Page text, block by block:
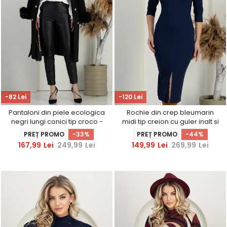
-82 Lei
Pantaloni din piele ecologica
negri lungi conici tip croco -
StarShinerS
PREȚ PROMO -33%
167,99 Lei 249,99 Lei
-120 Lei
Rochie din crep bleumarin
midi tip creion cu guler inalt si
slit frontal - StarShinerS
PREȚ PROMO -44%
149,99 Lei 269,99 Lei